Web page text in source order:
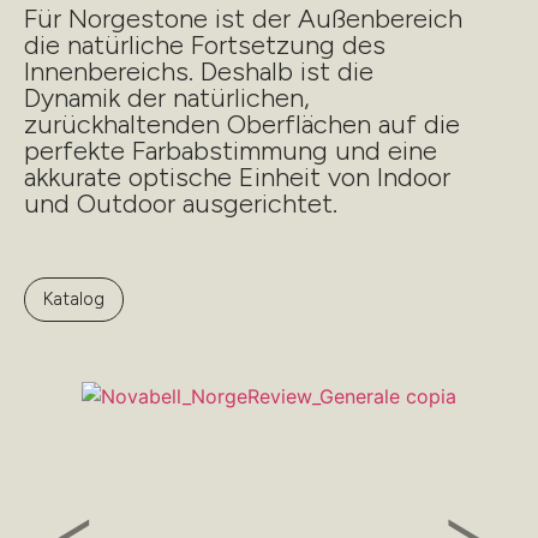
Für Norgestone ist der Außenbereich
die natürliche Fortsetzung des
Innenbereichs. Deshalb ist die
Dynamik der natürlichen,
zurückhaltenden Oberflächen auf die
perfekte Farbabstimmung und eine
akkurate optische Einheit von Indoor
und Outdoor ausgerichtet.
Katalog